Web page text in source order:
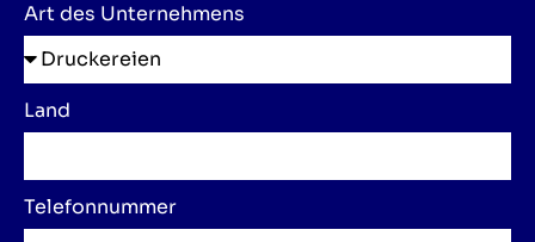
Art des Unternehmens
Land
Telefonnummer